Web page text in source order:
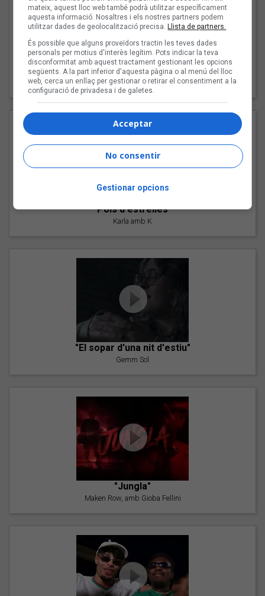
"Les cabres"
94 Rules amb Compte
"Pols d'estrelles"
Karla amb K
"El sopar d'una nit d'estiu"
Gemm Sol
"Jungla"
Maken Row, amb Gioba Fellini
mateix, aquest lloc web també podrà utilitzar específicament
aquesta informació. Nosaltres i els nostres partners podem
utilitzar dades de geolocalització precisa.Llista de partners.
És possible que alguns proveïdors tractin les teves dades
personals per motius d'interès legítim. Pots indicar la teva
disconformitat amb aquest tractament gestionant les opcions
següents. A la part inferior d'aquesta pàgina o al menú del lloc
web, cerca un enllaç per gestionar o retirar el consentiment a la
configuració de privadesa i de galetes.
Acceptar
No consentir
Gestionar opcions